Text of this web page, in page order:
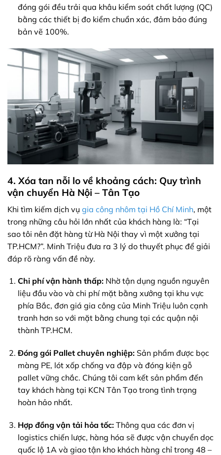
đóng gói đều trải qua khâu kiểm soát chất lượng (QC)
bằng các thiết bị đo kiểm chuẩn xác, đảm bảo đúng
bản vẽ 100%.
4. Xóa tan nỗi lo về khoảng cách: Quy trình
vận chuyển Hà Nội – Tân Tạo
Khi tìm kiếm dịch vụ gia công nhôm tại Hồ Chí Minh, một
trong những câu hỏi lớn nhất của khách hàng là: “Tại
sao tôi nên đặt hàng từ Hà Nội thay vì một xưởng tại
TP.HCM?”. Minh Triệu đưa ra 3 lý do thuyết phục để giải
đáp rõ ràng vấn đề này.
Chi phí vận hành thấp:Nhờ tận dụng nguồn nguyên
liệu đầu vào và chi phí mặt bằng xưởng tại khu vực
phía Bắc, đơn giá gia công của Minh Triệu luôn cạnh
tranh hơn so với mặt bằng chung tại các quận nội
thành TP.HCM.
Đóng gói Pallet chuyên nghiệp:Sản phẩm được bọc
màng PE, lót xốp chống va đập và đóng kiện gỗ
pallet vững chắc. Chúng tôi cam kết sản phẩm đến
tay khách hàng tại KCN Tân Tạo trong tình trạng
hoàn hảo nhất.
Hợp đồng vận tải hỏa tốc:Thông qua các đơn vị
logistics chiến lược, hàng hóa sẽ được vận chuyển dọc
quốc lộ 1A và giao tận kho khách hàng chỉ trong 48 –